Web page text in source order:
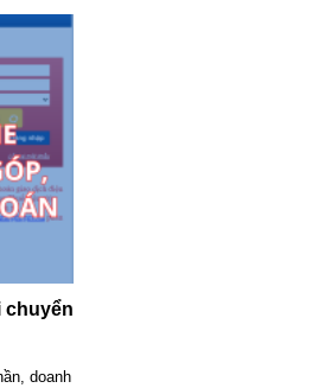
chuyển
doanh